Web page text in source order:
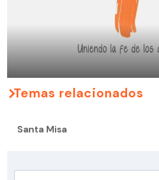
Temas relacionados
Santa Misa